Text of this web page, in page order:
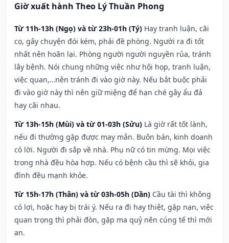
Giờ xuất hành Theo Lý Thuần Phong
Từ 11h-13h (Ngọ) và từ 23h-01h (Tý) Hay tranh luận, cãi
cọ, gây chuyện đói kém, phải đề phòng. Người ra đi tốt
nhất nên hoãn lại. Phòng người người nguyền rủa, tránh
lây bệnh. Nói chung những việc như hội họp, tranh luận,
việc quan,…nên tránh đi vào giờ này. Nếu bắt buộc phải
đi vào giờ này thì nên giữ miệng để hạn ché gây ẩu đả
hay cãi nhau.
Từ 13h-15h (Mùi) và từ 01-03h (Sửu) Là giờ rất tốt lành,
nếu đi thường gặp được may mắn. Buôn bán, kinh doanh
có lời. Người đi sắp về nhà. Phụ nữ có tin mừng. Mọi việc
trong nhà đều hòa hợp. Nếu có bệnh cầu thì sẽ khỏi, gia
đình đều mạnh khỏe.
Từ 15h-17h (Thân) và từ 03h-05h (Dần) Cầu tài thì không
có lợi, hoặc hay bị trái ý. Nếu ra đi hay thiệt, gặp nạn, việc
quan trọng thì phải đòn, gặp ma quỷ nên cúng tế thì mới
an.